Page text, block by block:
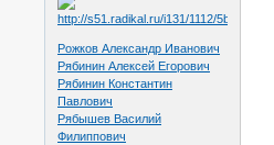
Рожков Александр Иванович
Рябинин Алексей Егорович
Рябинин Константин
Павлович
Рябышев Василий
Филиппович